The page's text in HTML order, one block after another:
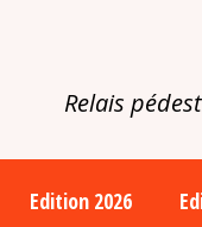
Relais
Edition 2026